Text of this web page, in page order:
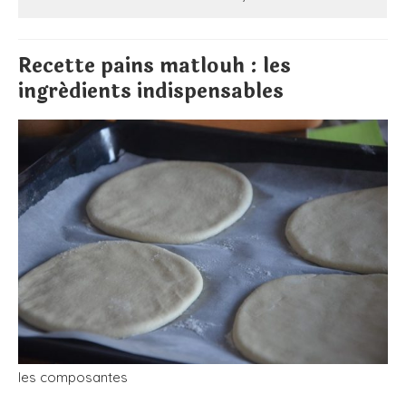
Recette pains matlouh : les
ingrédients indispensables
les composantes